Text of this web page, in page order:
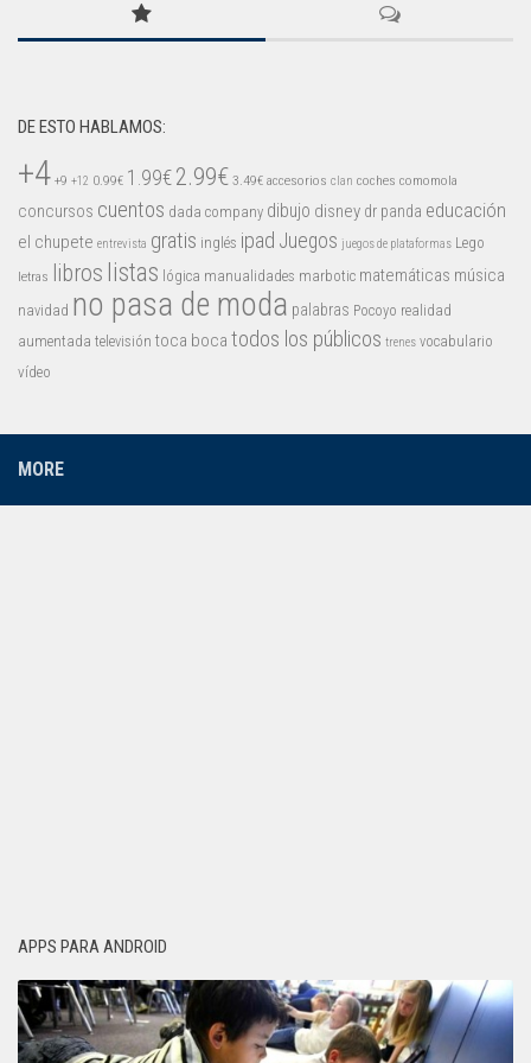
Mysticmono
Pepi Play
Sago Sago
Toca Boca
DE ESTO HABLAMOS:
+4 +9 +12 0.99€ 1.99€ 2.99€ 3.49€ accesorios clan coches comomola
concursos cuentos dada company dibujo disney dr panda educación
el chupete entrevista gratis inglés ipad Juegos juegos de plataformas Lego
letras libros listas lógica manualidades marbotic matemáticas música
navidad no pasa de moda palabras Pocoyo realidad
aumentada televisión toca boca todos los públicos trenes vocabulario
vídeo
MORE
APPS PARA ANDROID